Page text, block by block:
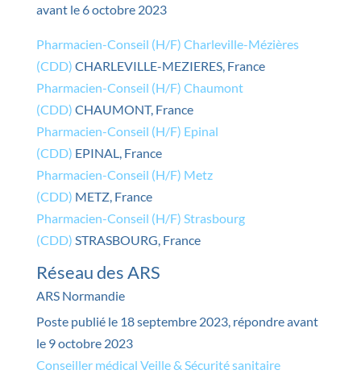
avant le 6 octobre 2023
Pharmacien-Conseil (H/F) Charleville-Mézières
(CDD) CHARLEVILLE-MEZIERES, France
Pharmacien-Conseil (H/F) Chaumont
(CDD) CHAUMONT, France
Pharmacien-Conseil (H/F) Epinal
(CDD) EPINAL, France
Pharmacien-Conseil (H/F) Metz
(CDD) METZ, France
Pharmacien-Conseil (H/F) Strasbourg
(CDD) STRASBOURG, France
Réseau des ARS
ARS Normandie
Poste publié le 18 septembre 2023, répondre avant
le 9 octobre 2023
Conseiller médical Veille & Sécurité sanitaire